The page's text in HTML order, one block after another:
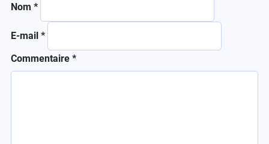
Commentaire *
Nom *
E-mail *